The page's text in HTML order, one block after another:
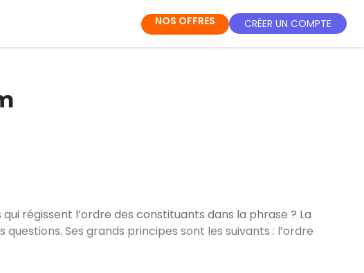
NOS OFFRES CRÉER UN COMPTE
régissent l’ordre des constituants dans la phrase ? La
Ses grands principes sont les suivants : l’ordre